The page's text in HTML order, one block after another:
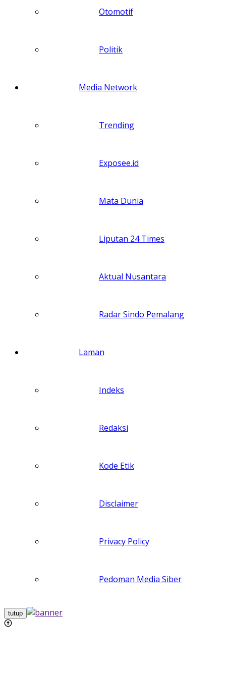
Otomotif
Politik
Media Network
Trending
Exposee.id
Mata Dunia
Liputan 24 Times
Aktual Nusantara
Radar Sindo Pemalang
Laman
Indeks
Redaksi
Kode Etik
Disclaimer
Privacy Policy
Pedoman Media Siber
tutup